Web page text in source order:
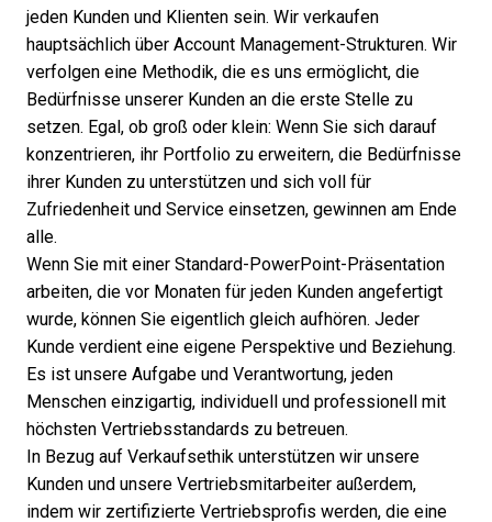
jeden Kunden und Klienten sein. Wir verkaufen
hauptsächlich über Account Management-Strukturen. Wir
verfolgen eine Methodik, die es uns ermöglicht, die
Bedürfnisse unserer Kunden an die erste Stelle zu
setzen. Egal, ob groß oder klein: Wenn Sie sich darauf
konzentrieren, ihr Portfolio zu erweitern, die Bedürfnisse
ihrer Kunden zu unterstützen und sich voll für
Zufriedenheit und Service einsetzen, gewinnen am Ende
alle.
Wenn Sie mit einer Standard-PowerPoint-Präsentation
arbeiten, die vor Monaten für jeden Kunden angefertigt
wurde, können Sie eigentlich gleich aufhören. Jeder
Kunde verdient eine eigene Perspektive und Beziehung.
Es ist unsere Aufgabe und Verantwortung, jeden
Menschen einzigartig, individuell und professionell mit
höchsten Vertriebsstandards zu betreuen.
In Bezug auf Verkaufsethik unterstützen wir unsere
Kunden und unsere Vertriebsmitarbeiter außerdem,
indem wir zertifizierte Vertriebsprofis werden, die eine